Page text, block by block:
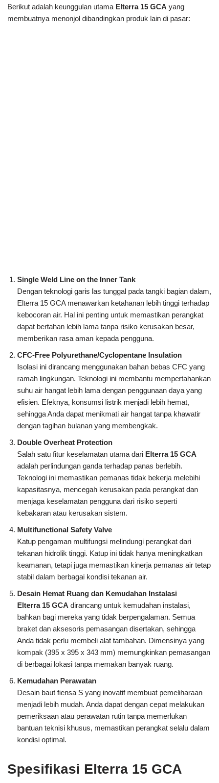
Berikut adalah keunggulan utama Elterra 15 GCA yang
membuatnya menonjol dibandingkan produk lain di pasar:
Single Weld Line on the Inner Tank
Dengan teknologi garis las tunggal pada tangki bagian dalam,
Elterra 15 GCA menawarkan ketahanan lebih tinggi terhadap
kebocoran air. Hal ini penting untuk memastikan perangkat
dapat bertahan lebih lama tanpa risiko kerusakan besar,
memberikan rasa aman kepada pengguna.
CFC-Free Polyurethane/Cyclopentane Insulation
Isolasi ini dirancang menggunakan bahan bebas CFC yang
ramah lingkungan. Teknologi ini membantu mempertahankan
suhu air hangat lebih lama dengan penggunaan daya yang
efisien. Efeknya, konsumsi listrik menjadi lebih hemat,
sehingga Anda dapat menikmati air hangat tanpa khawatir
dengan tagihan bulanan yang membengkak.
Double Overheat Protection
Salah satu fitur keselamatan utama dari Elterra 15 GCA
adalah perlindungan ganda terhadap panas berlebih.
Teknologi ini memastikan pemanas tidak bekerja melebihi
kapasitasnya, mencegah kerusakan pada perangkat dan
menjaga keselamatan pengguna dari risiko seperti
kebakaran atau kerusakan sistem.
Multifunctional Safety Valve
Katup pengaman multifungsi melindungi perangkat dari
tekanan hidrolik tinggi. Katup ini tidak hanya meningkatkan
keamanan, tetapi juga memastikan kinerja pemanas air tetap
stabil dalam berbagai kondisi tekanan air.
Desain Hemat Ruang dan Kemudahan Instalasi
Elterra 15 GCA dirancang untuk kemudahan instalasi,
bahkan bagi mereka yang tidak berpengalaman. Semua
braket dan aksesoris pemasangan disertakan, sehingga
Anda tidak perlu membeli alat tambahan. Dimensinya yang
kompak (395 x 395 x 343 mm) memungkinkan pemasangan
di berbagai lokasi tanpa memakan banyak ruang.
Kemudahan Perawatan
Desain baut fiensa S yang inovatif membuat pemeliharaan
menjadi lebih mudah. Anda dapat dengan cepat melakukan
pemeriksaan atau perawatan rutin tanpa memerlukan
bantuan teknisi khusus, memastikan perangkat selalu dalam
kondisi optimal.
Spesifikasi Elterra 15 GCA